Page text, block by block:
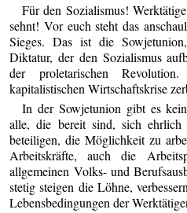
Für den Sozialismus!
sehnt! Vor euch steht das
Sieges. Das ist die
Diktatur, der den Sozialismus
der proletarischen
kapitalistischen Wirtschaftskrise
In der Sowjetunion gibt es
alle, die bereit sind, sich ehrlich
beteiligen, die Möglichkeit zu
Arbeitskräfte, auch die
allgemeinen Volks- und
stetig steigen die Löhne,
Lebensbedingungen der